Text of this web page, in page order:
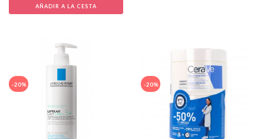
AÑADIR A LA CESTA
-20% -20%